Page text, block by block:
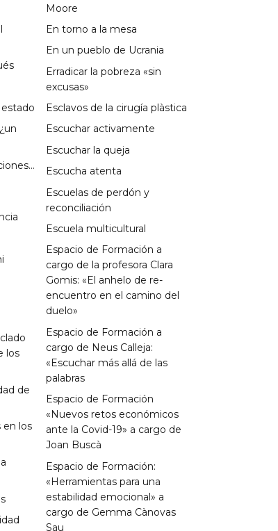
los
de
en los
Moore
En torno a la mesa
En un pueblo de Ucrania
Erradicar la pobreza «sin
excusas»
Esclavos de la cirugía plàstica
Escuchar activamente
Escuchar la queja
Escucha atenta
Escuelas de perdón y
reconciliación
Escuela multicultural
Espacio de Formación a
cargo de la profesora Clara
Gomis: «El anhelo de re-
encuentro en el camino del
duelo»
Espacio de Formación a
cargo de Neus Calleja:
«Escuchar más allá de las
palabras
Espacio de Formación
«Nuevos retos económicos
ante la Covid-19» a cargo de
Joan Buscà
Espacio de Formación:
«Herramientas para una
estabilidad emocional» a
cargo de Gemma Cànovas
Sau